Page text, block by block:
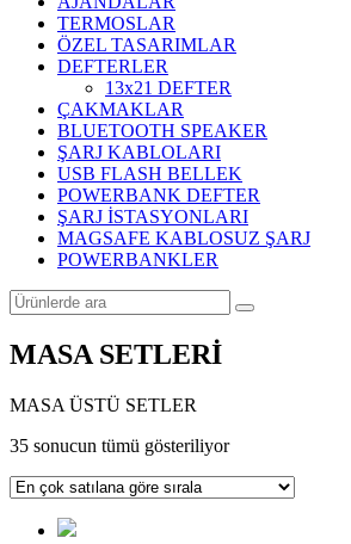
TERMOSLAR
ÖZEL TASARIMLAR
DEFTERLER
13x21 DEFTER
ÇAKMAKLAR
BLUETOOTH SPEAKER
ŞARJ KABLOLARI
USB FLASH BELLEK
POWERBANK DEFTER
ŞARJ İSTASYONLARI
MAGSAFE KABLOSUZ ŞARJ
POWERBANKLER
MASA SETLERİ
MASA ÜSTÜ SETLER
35 sonucun tümü gösteriliyorPopülerliğe
sıralandı